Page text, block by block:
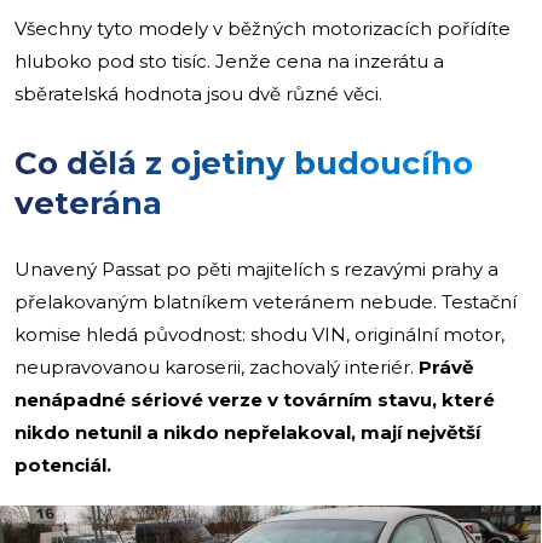
Všechny tyto modely v běžných motorizacích pořídíte
hluboko pod sto tisíc. Jenže cena na inzerátu a
sběratelská hodnota jsou dvě různé věci.
Co dělá z ojetiny budoucího
veterána
Unavený Passat po pěti majitelích s rezavými prahy a
přelakovaným blatníkem veteránem nebude. Testační
komise hledá původnost: shodu VIN, originální motor,
neupravovanou karoserii, zachovalý interiér. Právě
nenápadné sériové verze v továrním stavu, které
nikdo netunil a nikdo nepřelakoval, mají největší
potenciál.